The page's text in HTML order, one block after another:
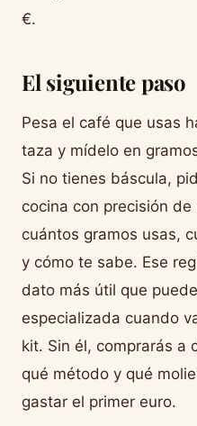
€.
El siguiente paso
Pesa el café que usas
taza y mídelo en
Si no tienes báscula,
cocina con precisión
cuántos gramos usas,
y cómo te sabe. Ese
dato más útil que
especializada cuando
kit. Sin él, comprarás a
qué método y qué
gastar el primer euro.